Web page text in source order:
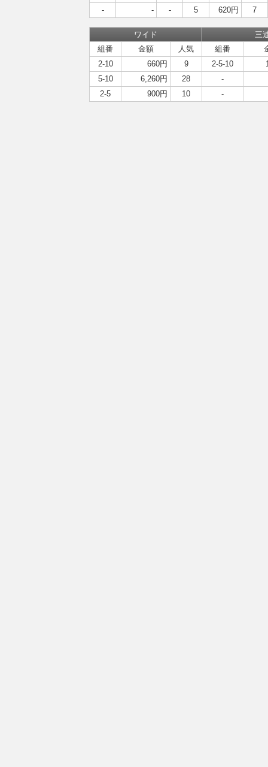
-
- - 5 620円 7
ワイド
三
組番
金額 人気 組番
2-10
660円 9 2-5-10
5-10
6,260円 28
-
2-5
900円 10 -